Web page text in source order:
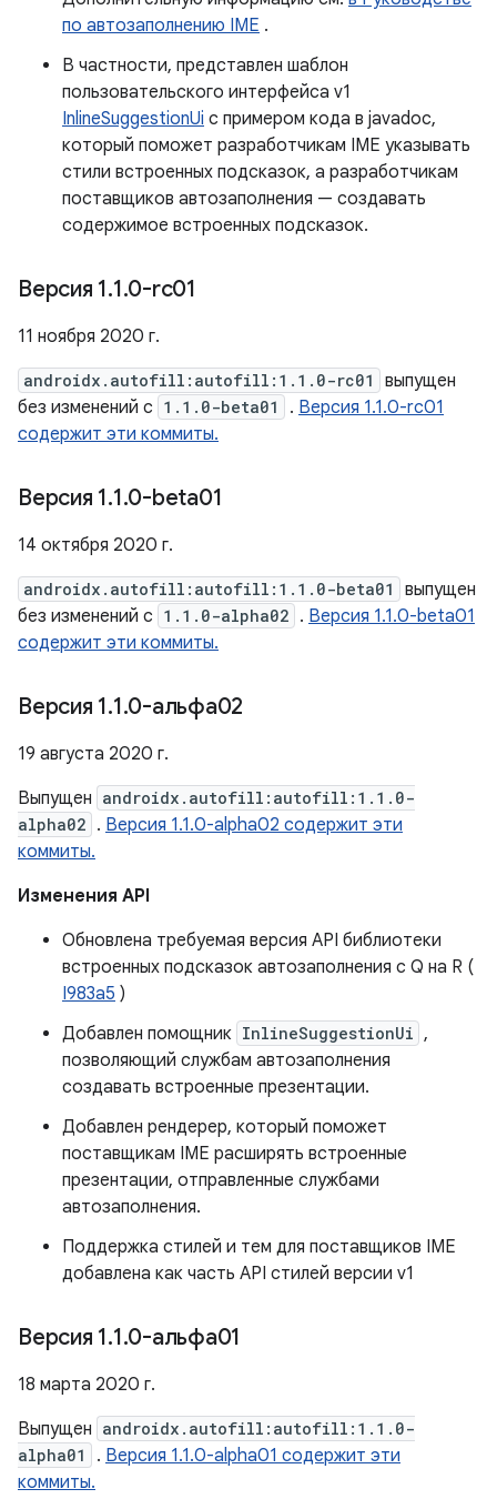
по автозаполнению IME .
В частности, представлен шаблон
пользовательского интерфейса v1
InlineSuggestionUi с примером кода в javadoc,
который поможет разработчикам IME указывать
стили встроенных подсказок, а разработчикам
поставщиков автозаполнения — создавать
содержимое встроенных подсказок.
Версия 1.1.0-rc01
11 ноября 2020 г.
androidx.autofill:autofill:1.1.0-rc01
выпущен
без изменений с 1.1.0-beta01 . Версия 1.1.0-rc01
содержит эти коммиты.
Версия 1.1.0-beta01
14 октября 2020 г.
androidx.autofill:autofill:1.1.0-beta01
выпущен
без изменений с 1.1.0-alpha02 . Версия 1.1.0-beta01
содержит эти коммиты.
Версия 1.1.0-альфа02
19 августа 2020 г.
Выпущен androidx.autofill:autofill:1.1.0-
alpha02 . Версия 1.1.0-alpha02 содержит эти
коммиты.
Изменения API
Обновлена ​​требуемая версия API библиотеки
встроенных подсказок автозаполнения с Q на R (
I983a5 )
Добавлен помощник InlineSuggestionUi ,
позволяющий службам автозаполнения
создавать встроенные презентации.
Добавлен рендерер, который поможет
поставщикам IME расширять встроенные
презентации, отправленные службами
автозаполнения.
Поддержка стилей и тем для поставщиков IME
добавлена ​​как часть API стилей версии v1
Версия 1.1.0-альфа01
18 марта 2020 г.
Выпущен androidx.autofill:autofill:1.1.0-
alpha01
. Версия 1.1.0-alpha01 содержит эти
коммиты.